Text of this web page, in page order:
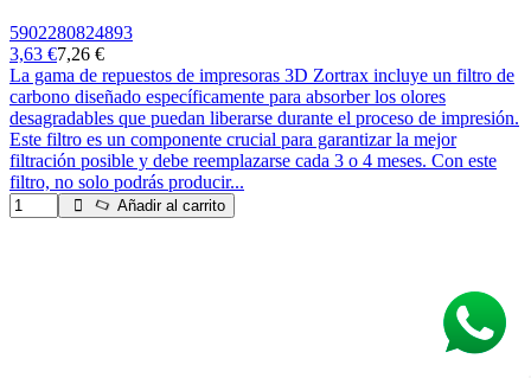
5902280824893
3,63 €7,26 €
La gama de repuestos de impresoras 3D Zortrax incluye un filtro de
carbono diseñado específicamente para absorber los olores
desagradables que puedan liberarse durante el proceso de impresión.
Este filtro es un componente crucial para garantizar la mejor
filtración posible y debe reemplazarse cada 3 o 4 meses. Con este
filtro, no solo podrás producir...
Añadir al carrito